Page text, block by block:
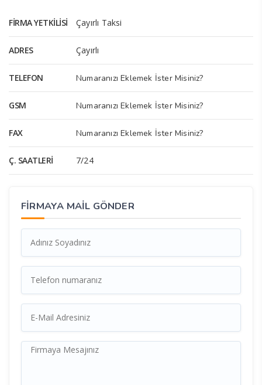
FIRMA YETKILISI Çayırlı Taksi
ADRES Çayırlı
TELEFON Numaranızı Eklemek İster Misiniz?
GSM Numaranızı Eklemek İster Misiniz?
FAX Numaranızı Eklemek İster Misiniz?
Ç. SAATLERI 7/24
FİRMAYA MAİL GÖNDER